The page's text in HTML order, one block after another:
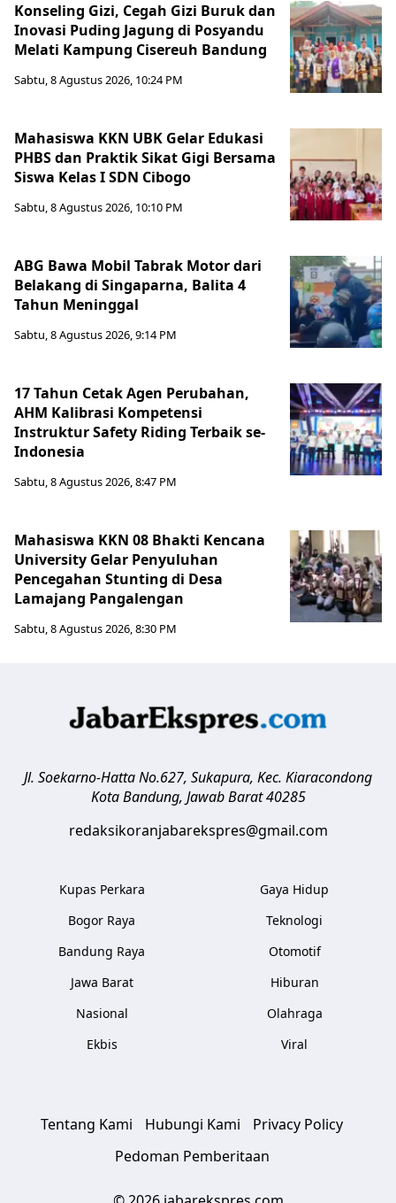
Konseling Gizi, Cegah Gizi Buruk dan
Inovasi Puding Jagung di Posyandu
Melati Kampung Cisereuh Bandung
Sabtu, 8 Agustus 2026, 10:24 PM
Mahasiswa KKN UBK Gelar Edukasi
PHBS dan Praktik Sikat Gigi Bersama
Siswa Kelas I SDN Cibogo
Sabtu, 8 Agustus 2026, 10:10 PM
ABG Bawa Mobil Tabrak Motor dari
Belakang di Singaparna, Balita 4
Tahun Meninggal
Sabtu, 8 Agustus 2026, 9:14 PM
17 Tahun Cetak Agen Perubahan,
AHM Kalibrasi Kompetensi
Instruktur Safety Riding Terbaik se-
Indonesia
Sabtu, 8 Agustus 2026, 8:47 PM
Mahasiswa KKN 08 Bhakti Kencana
University Gelar Penyuluhan
Pencegahan Stunting di Desa
Lamajang Pangalengan
Sabtu, 8 Agustus 2026, 8:30 PM
Jl. Soekarno-Hatta No.627, Sukapura, Kec. Kiaracondong
Kota Bandung, Jawab Barat 40285
redaksikoranjabarekspres@gmail.com
Kupas Perkara
Bogor Raya
Bandung Raya
Jawa Barat
Nasional
Ekbis
Gaya Hidup
Teknologi
Otomotif
Hiburan
Olahraga
Viral
Tentang Kami Hubungi Kami
Privacy Policy
Pedoman Pemberitaan